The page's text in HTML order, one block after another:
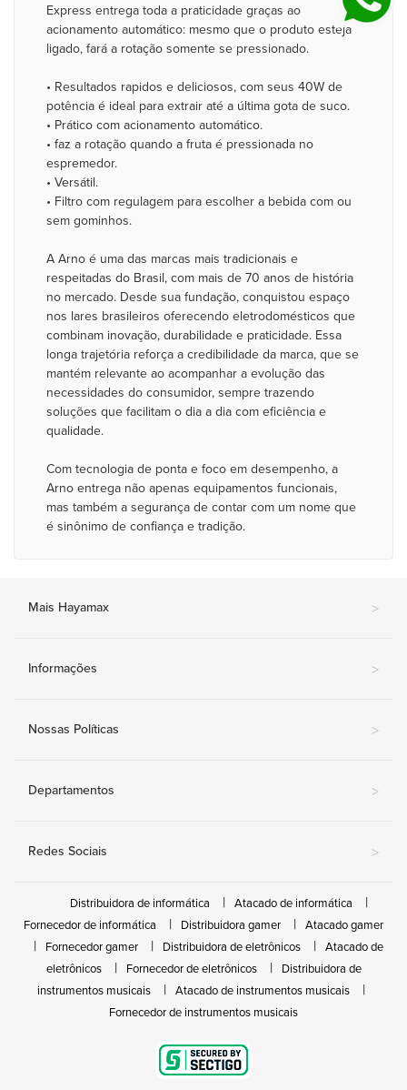
Express entrega toda a praticidade graças ao
acionamento automático: mesmo que o produto esteja
ligado, fará a rotação somente se pressionado.
• Resultados rapidos e deliciosos, com seus 40W de
potência é ideal para extrair até a última gota de suco.
• Prático com acionamento automático.
• faz a rotação quando a fruta é pressionada no
espremedor.
• Versátil.
• Filtro com regulagem para escolher a bebida com ou
sem gominhos.
A Arno é uma das marcas mais tradicionais e
respeitadas do Brasil, com mais de 70 anos de história
no mercado. Desde sua fundação, conquistou espaço
nos lares brasileiros oferecendo eletrodomésticos que
combinam inovação, durabilidade e praticidade. Essa
longa trajetória reforça a credibilidade da marca, que se
mantém relevante ao acompanhar a evolução das
necessidades do consumidor, sempre trazendo
soluções que facilitam o dia a dia com eficiência e
qualidade.
Com tecnologia de ponta e foco em desempenho, a
Arno entrega não apenas equipamentos funcionais,
mas também a segurança de contar com um nome que
é sinônimo de confiança e tradição.
Mais Hayamax >
Informações >
Nossas Políticas >
Departamentos >
Redes Sociais >
Distribuidora de informática
Atacado de informática
Fornecedor de informática
Distribuidora gamer
Atacado gamer
Fornecedor gamer
Distribuidora de eletrônicos
Atacado de
eletrônicos
Fornecedor de eletrônicos
Distribuidora de
instrumentos musicais
Atacado de instrumentos musicais
Fornecedor de instrumentos musicais